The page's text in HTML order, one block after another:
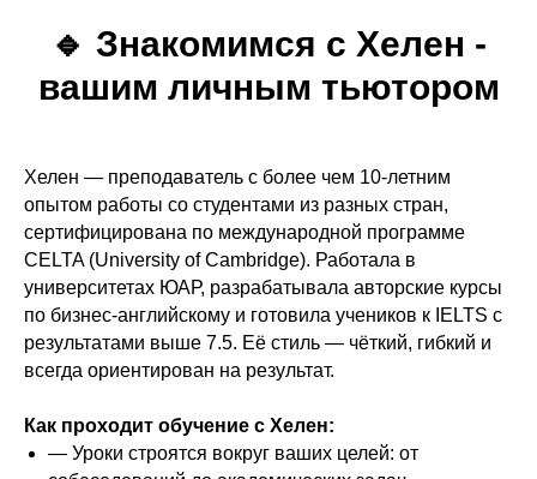
🔹 Знакомимся с Хелен -
вашим личным тьютором
Хелен — преподаватель с более чем 10-летним
опытом работы со студентами из разных стран,
сертифицирована по международной программе
CELTA (University of Cambridge). Работала в
университетах ЮАР, разрабатывала авторские курсы
по бизнес-английскому и готовила учеников к IELTS с
результатами выше 7.5. Её стиль — чёткий, гибкий и
всегда ориентирован на результат.
Как проходит обучение с Хелен:
— Уроки строятся вокруг ваших целей: от